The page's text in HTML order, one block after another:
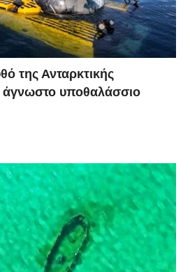
της Ανταρκτικής
άγνωστο υποθαλάσσιο